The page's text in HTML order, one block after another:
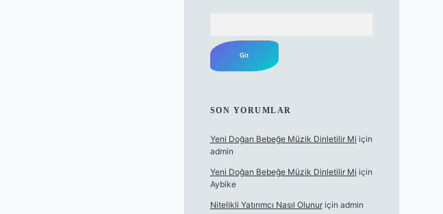
SON YORUMLAR
Yeni Doğan Bebeğe Müzik Dinletilir Mi için
admin
Yeni Doğan Bebeğe Müzik Dinletilir Mi için
Aybike
Nitelikli Yatırımcı Nasıl Olunuriçin admin